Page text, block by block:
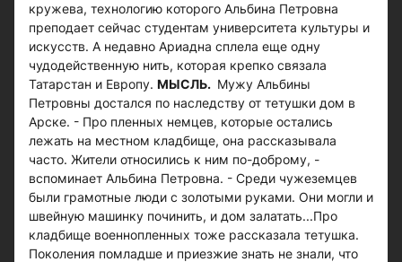
кружева, технологию которого Альбина Петровна
преподает сейчас студентам университета культуры и
искусств. А недавно Ариадна сплела еще одну
чудодейственную нить, которая крепко связала
Татарстан и Европу. МЫСЛЬ. Мужу Альбины
Петровны достался по наследству от тетушки дом в
Арске. - Про пленных немцев, которые остались
лежать на местном кладбище, она рассказывала
часто. Жители относились к ним по-доброму, -
вспоминает Альбина Петровна. - Среди чужеземцев
были грамотные люди с золотыми руками. Они могли и
швейную машинку починить, и дом залатать...Про
кладбище военнопленных тоже рассказала тетушка.
Поколения помладше и приезжие знать не знали, что